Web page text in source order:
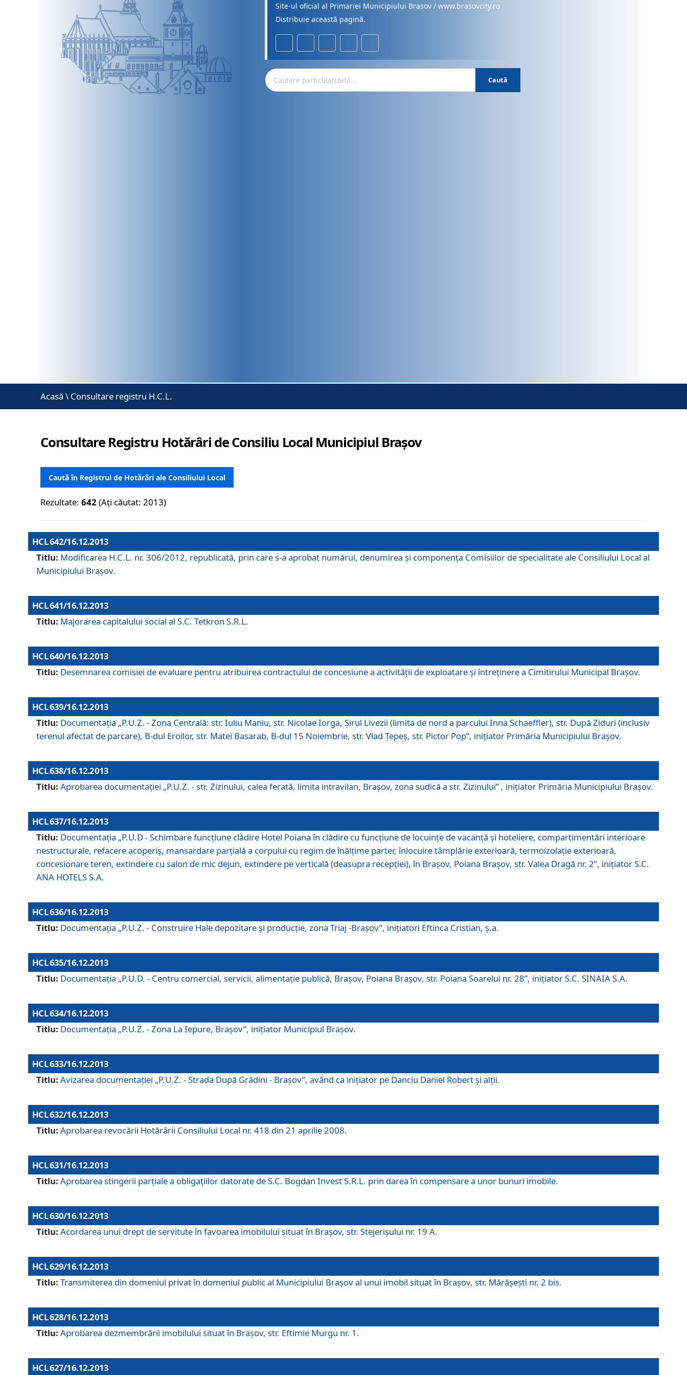
Site-ul oficial al Primariei Municipiului Brasov / www.brasovcity.ro
Distribuie această pagină.
Caută
Acasă \ Consultare registru H.C.L.
Consultare Registru Hotărâri de Consiliu Local Municipiul Brașov
Caută în Registrul de Hotărâri ale Consiliului Local
Rezultate:642 (Ați căutat: 2013)
HCL 642/16.12.2013
Titlu: Modificarea H.C.L. nr. 306/2012, republicată, prin care s-a aprobat numărul, denumirea şi componenţa Comisiilor de specialitate ale Consiliului Local al
Municipiului Braşov.
HCL 641/16.12.2013
Titlu: Majorarea capitalului social al S.C. Tetkron S.R.L.
HCL 640/16.12.2013
Titlu: Desemnarea comisiei de evaluare pentru atribuirea contractului de concesiune a activităţii de exploatare şi întreţinere a Cimitirului Municipal Braşov.
HCL 639/16.12.2013
Titlu: Documentaţia „P.U.Z. - Zona Centrală: str. Iuliu Maniu, str. Nicolae Iorga, Şirul Livezii (limita de nord a parcului Inna Schaeffler), str. După Ziduri (inclusiv
terenul afectat de parcare), B-dul Eroilor, str. Matei Basarab, B-dul 15 Noiembrie, str. Vlad Ţepeş, str. Pictor Pop”, iniţiator Primăria Municipiului Braşov.
HCL 638/16.12.2013
Titlu: Aprobarea documentaţiei „P.U.Z. - str. Zizinului, calea ferată, limita intravilan, Braşov, zona sudică a str. Zizinului” , iniţiator Primăria Municipiului Braşov.
HCL 637/16.12.2013
Titlu: Documentaţia „P.U.D - Schimbare funcţiune clădire Hotel Poiana în clădire cu funcţiune de locuinţe de vacanţă şi hoteliere, compartimentări interioare
nestructurale, refacere acoperiş, mansardare parţială a corpului cu regim de înălţime parter, înlocuire tâmplărie exterioară, termoizolaţie exterioară,
concesionare teren, extindere cu salon de mic dejun, extindere pe verticală (deasupra recepţiei), în Braşov, Poiana Braşov, str. Valea Dragă nr. 2”, iniţiator S.C.
ANA HOTELS S.A.
HCL 636/16.12.2013
Titlu: Documentaţia „P.U.Z. - Construire Hale depozitare şi producţie, zona Triaj -Braşov”, iniţiatori Eftinca Cristian, ş.a.
HCL 635/16.12.2013
Titlu: Documentaţia „P.U.D. - Centru comercial, servicii, alimentaţie publică, Braşov, Poiana Braşov, str. Poiana Soarelui nr. 28”, iniţiator S.C. SINAIA S.A.
HCL 634/16.12.2013
Titlu: Documentaţia „P.U.Z. - Zona La Iepure, Braşov”, iniţiator Municipiul Braşov.
HCL 633/16.12.2013
Titlu: Avizarea documentaţiei „P.U.Z. - Strada După Grădini - Braşov”, având ca iniţiator pe Danciu Daniel Robert şi alţii.
HCL 632/16.12.2013
Titlu: Aprobarea revocării Hotărârii Consiliului Local nr. 418 din 21 aprilie 2008.
HCL 631/16.12.2013
Titlu: Aprobarea stingerii parţiale a obligaţiilor datorate de S.C. Bogdan Invest S.R.L. prin darea în compensare a unor bunuri imobile.
HCL 630/16.12.2013
Titlu: Acordarea unui drept de servitute în favoarea imobilului situat în Braşov, str. Stejerişului nr. 19 A.
HCL 629/16.12.2013
Titlu: Transmiterea din domeniul privat în domeniul public al Municipiului Braşov al unui imobil situat în Braşov, str. Mărăşeşti nr. 2 bis.
HCL 628/16.12.2013
Titlu: Aprobarea dezmembrării imobilului situat în Braşov, str. Eftimie Murgu nr. 1.
HCL 627/16.12.2013